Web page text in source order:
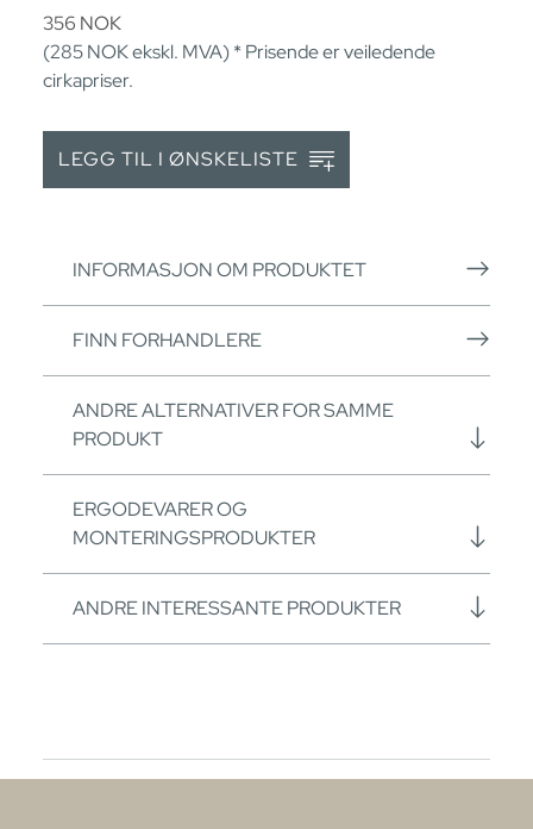
356 NOK
(285NOKekskl. MVA) * Prisende er veiledende
cirkapriser.
LEGG TIL I ØNSKELISTE
INFORMASJON OM PRODUKTET
FINN FORHANDLERE
ANDRE ALTERNATIVER FOR SAMME
PRODUKT
ERGODEVARER OG
MONTERINGSPRODUKTER
ANDRE INTERESSANTE PRODUKTER